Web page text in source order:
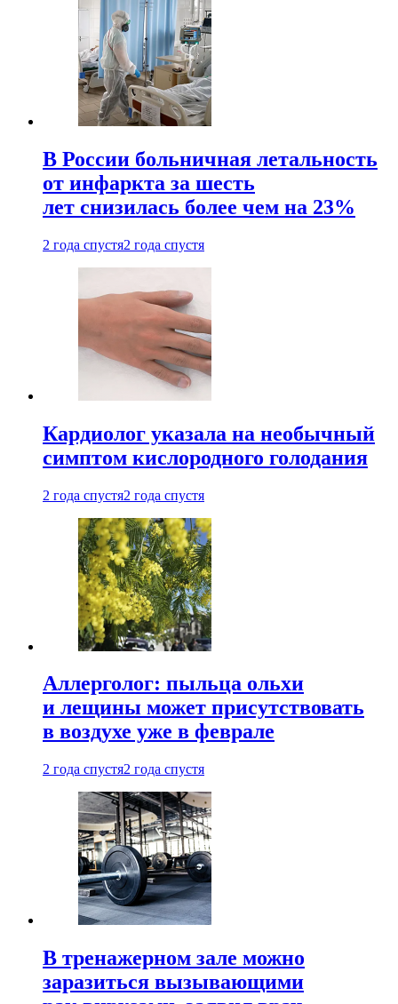
В России больничная летальность
от инфаркта за шесть
лет снизилась более чем на 23%
2 года спустя2 года спустя
Кардиолог указала на необычный
симптом кислородного голодания
2 года спустя2 года спустя
Аллерголог: пыльца ольхи
и лещины может присутствовать
в воздухе уже в феврале
2 года спустя2 года спустя
В тренажерном зале можно
заразиться вызывающими